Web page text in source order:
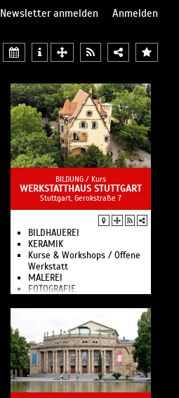
Newsletter anmelden
Anmelden
BILDUNG / Kurs
WERKSTATTHAUS STUTTGART
Stuttgart, Gerokstraße 7
BILDHAUEREI
KERAMIK
Kurse & Workshops / Offene
Werkstatt
MALEREI
FOTOGRAFIE
Das Werkstatthaus ist eine
transdisziplinäre Plattform für
Kunstproduktion und
Kunstvermittlung mit
Werkstätten in den Bereichen
Bildhauerei, Keramik, Textil,
Malerei, Fotografie, Medien
und Film.